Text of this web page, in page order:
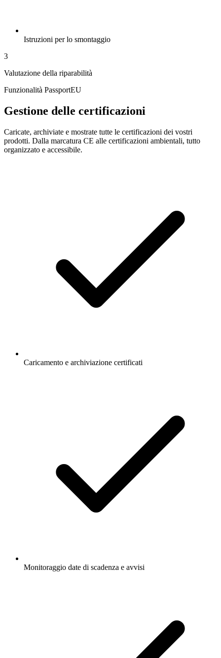
Istruzioni per lo smontaggio
3
Valutazione della riparabilità
Funzionalità PassportEU
Gestione delle certificazioni
Caricate, archiviate e mostrate tutte le certificazioni dei vostri
prodotti. Dalla marcatura CE alle certificazioni ambientali, tutto
organizzato e accessibile.
Caricamento e archiviazione certificati
Monitoraggio date di scadenza e avvisi